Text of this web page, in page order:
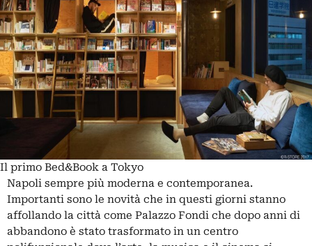
Il primo Bed&Book a Tokyo
Napoli sempre più moderna e contemporanea.
Importanti sono le novità che in questi giorni stanno
affollando la città come Palazzo Fondi che dopo anni di
abbandono è stato trasformato in un centro